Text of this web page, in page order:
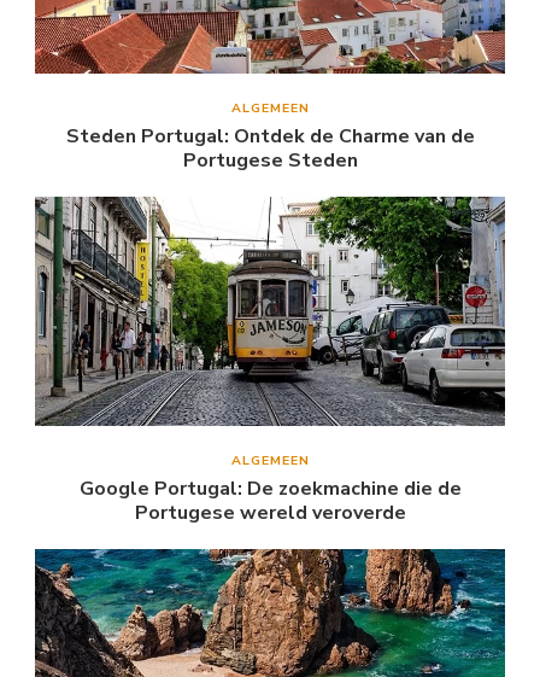
ALGEMEEN
Steden Portugal: Ontdek de Charme van de
Portugese Steden
ALGEMEEN
Google Portugal: De zoekmachine die de
Portugese wereld veroverde